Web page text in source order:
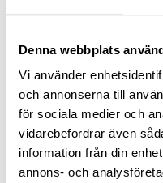
Denna webbplats
Vi använder
och annonserna till
för sociala medier och
vidarebefordrar även
information från din
annons- och